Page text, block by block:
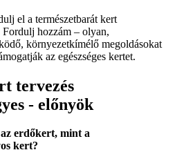
el a természetbarát kert
Fordulj hozzám – olyan,
környezetkímélő megoldásokat
az egészséges kertet.
tervezés
- előnyök
erdőkert, mint a
kert?